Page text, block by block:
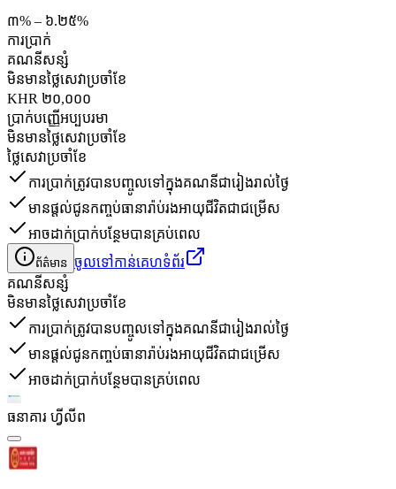
៣% – ៦.២៥%
ការប្រាក់
គណនី​សន្សំ
មិនមានថ្លៃសេវាប្រចាំខែ
KHR ២០,០០០
ប្រាក់បញ្ញើអប្បបរមា
មិនមានថ្លៃសេវាប្រចាំខែ
ថ្លៃសេវាប្រចាំខែ
ការប្រាក់ត្រូវបានបញ្ចូលទៅក្នុងគណនីជារៀងរាល់ថ្ងៃ
មានផ្តល់ជូនកញ្ចប់ធានារ៉ាប់រងអាយុជីវិតជាជម្រើស
អាចដាក់ប្រាក់បន្ថែមបានគ្រប់ពេល
ព័ត៌មាន ចូលទៅកាន់គេហទំព័រ
គណនី​សន្សំ
មិនមានថ្លៃសេវាប្រចាំខែ
ការប្រាក់ត្រូវបានបញ្ចូលទៅក្នុងគណនីជារៀងរាល់ថ្ងៃ
មានផ្តល់ជូនកញ្ចប់ធានារ៉ាប់រងអាយុជីវិតជាជម្រើស
អាចដាក់ប្រាក់បន្ថែមបានគ្រប់ពេល
ធនាគារ ហ្វីលីព